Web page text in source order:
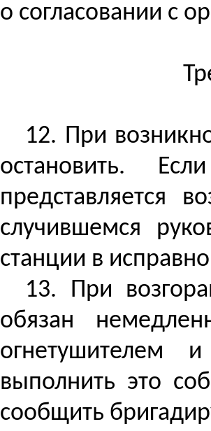
о согласовании с
12. При
остановить.
представляется
случившемся
станции в
13. При
обязан
огнетушителем
выполнить это
сообщить